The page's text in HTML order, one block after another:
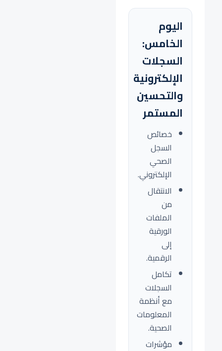
اليوم
الخامس:
السجلات
الإلكترونية
والتحسين
المستمر
خصائص
السجل
الصحي
الإلكتروني.
الانتقال
من
الملفات
الورقية
إلى
الرقمية.
تكامل
السجلات
مع أنظمة
المعلومات
الصحية.
مؤشرات